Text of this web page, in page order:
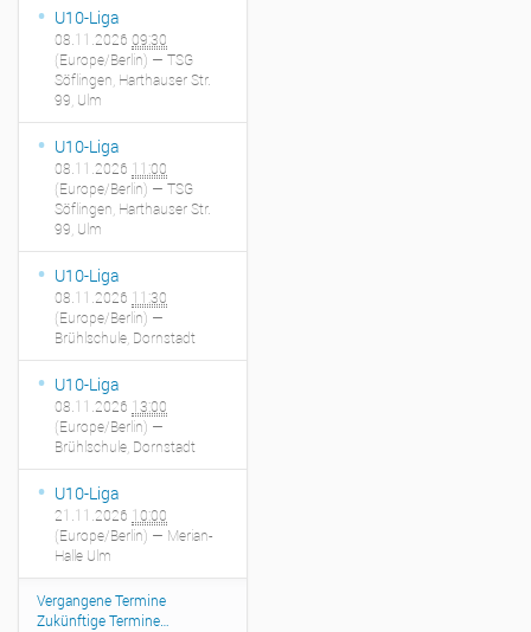
U10-Liga
08.11.2026 09:30
(Europe/Berlin) — TSG
Söflingen, Harthauser Str.
99, Ulm
U10-Liga
08.11.2026 11:00
(Europe/Berlin) — TSG
Söflingen, Harthauser Str.
99, Ulm
U10-Liga
08.11.2026 11:30
(Europe/Berlin) —
Brühlschule, Dornstadt
U10-Liga
08.11.2026 13:00
(Europe/Berlin) —
Brühlschule, Dornstadt
U10-Liga
21.11.2026 10:00
(Europe/Berlin) — Merian-
Halle Ulm
Vergangene Termine
Zukünftige Termine…